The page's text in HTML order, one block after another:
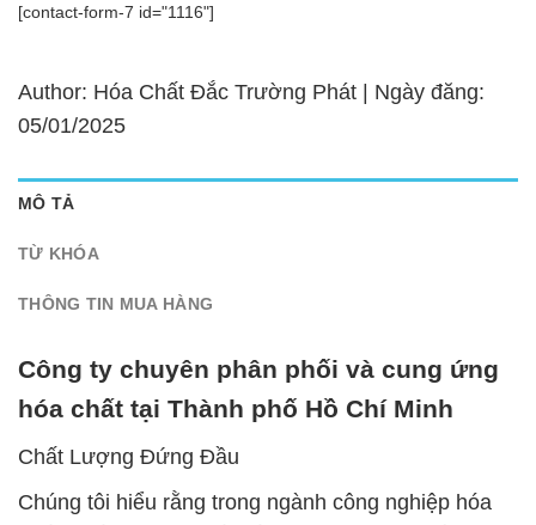
[contact-form-7 id="1116"]
Author: Hóa Chất Đắc Trường Phát | Ngày đăng:
05/01/2025
MÔ TẢ
TỪ KHÓA
THÔNG TIN MUA HÀNG
Công ty chuyên phân phối và cung ứng
hóa chất tại Thành phố Hồ Chí Minh
Chất Lượng Đứng Đầu
Chúng tôi hiểu rằng trong ngành công nghiệp hóa